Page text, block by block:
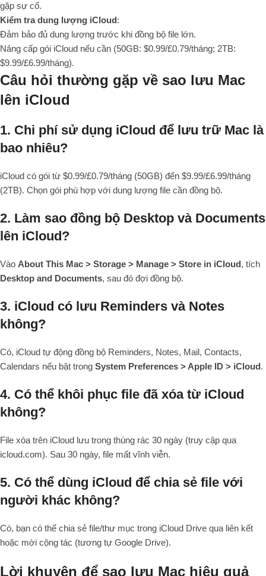
gặp sự cố.
Kiểm tra dung lượng iCloud:
Đảm bảo đủ dung lượng trước khi đồng bộ file lớn.
Nâng cấp gói iCloud nếu cần (50GB: $0.99/£0.79/tháng; 2TB:
$9.99/£6.99/tháng).
Câu hỏi thường gặp về sao lưu Mac
lên iCloud
1. Chi phí sử dụng iCloud để lưu trữ Mac là
bao nhiêu?
iCloud có gói từ $0.99/£0.79/tháng (50GB) đến $9.99/£6.99/tháng
(2TB). Chọn gói phù hợp với dung lượng file cần đồng bộ.
2. Làm sao đồng bộ Desktop và Documents
lên iCloud?
Vào About This Mac > Storage > Manage > Store in iCloud, tích
Desktop and Documents, sau đó đợi đồng bộ.
3. iCloud có lưu Reminders và Notes
không?
Có, iCloud tự động đồng bộ Reminders, Notes, Mail, Contacts,
Calendars nếu bật trong System Preferences > Apple ID > iCloud.
4. Có thể khôi phục file đã xóa từ iCloud
không?
File xóa trên iCloud lưu trong thùng rác 30 ngày (truy cập qua
icloud.com). Sau 30 ngày, file mất vĩnh viễn.
5. Có thể dùng iCloud để chia sẻ file với
người khác không?
Có, bạn có thể chia sẻ file/thư mục trong iCloud Drive qua liên kết
hoặc mời cộng tác (tương tự Google Drive).
Lời khuyên để sao lưu Mac hiệu quả